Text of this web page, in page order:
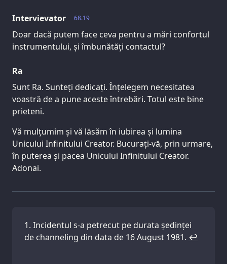
68.19
Intervievator
Doar dacă putem face ceva pentru a mări confortul
instrumentului, și îmbunătăți contactul?
Ra
Sunt Ra. Sunteți dedicați. Înțelegem necesitatea
voastră de a pune aceste întrebări. Totul este bine
prieteni.
Vă mulțumim și vă lăsăm în iubirea și lumina
Unicului Infinitului Creator. Bucurați-vă, prin urmare,
în puterea și pacea Unicului Infinitului Creator.
Adonai.
Incidentul s-a petrecut pe durata ședinței
de channeling din data de 16 August 1981. ↩